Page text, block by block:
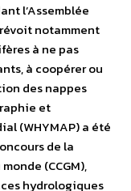
l’Assemblée
notamment
à ne pas
à coopérer ou
des nappes
et
(WHYMAP) a été
de la
(CCGM),
hydrologiques